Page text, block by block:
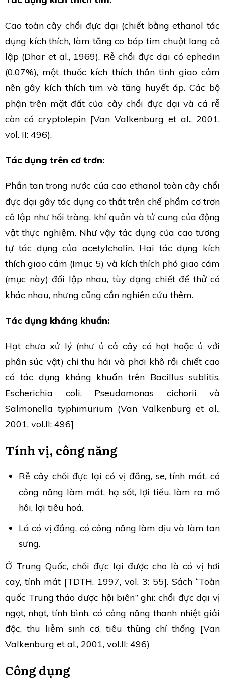
Cao toàn cây chổi đực dại (chiết bằng ethanol tác
dụng kích thích, làm tăng co bóp tim chuột lang cô
lập (Dhar et al., 1969). Rễ chổi đực dại có ephedin
(0,07%), một thuốc kích thích thần tinh giao cảm
nên gây kích thích tim và tăng huyết áp. Các bộ
phận trên mặt đất của cây chổi đực dại và cả rễ
còn có cryptolepin [Van Valkenburg et al., 2001,
vol. II: 496).
Tác dụng trên cơ trơn:
Phần tan trong nước của cao ethanol toàn cây chổi
đực dại gây tác dụng co thắt trên chế phẩm cơ trơn
cô lập như hồi tràng, khí quản và tử cung của động
vật thực nghiệm. Như vậy tác dụng của cao tương
tự tác dụng của acetylcholin. Hai tác dụng kích
thích giao cảm (Imục 5) và kích thích phó giao cảm
(mục này) đối lập nhau, tùy dạng chiết để thử có
khác nhau, nhưng cũng cần nghiên cứu thêm.
Tác dụng kháng khuẩn:
Hạt chưa xử lý (như ủ cả cây có hạt hoặc ủ với
phân súc vật) chỉ thu hải và phơi khô rồi chiết cao
có tác dụng kháng khuẩn trên Bacillus sublitis,
Escherichia coli, Pseudomonas cichorii và
Salmonella typhimurium (Van Valkenburg et al.,
2001, vol.II: 496]
Tính vị, công năng
Rễ cây chổi đực lại có vị đắng, se, tính mát, có
công năng làm mát, hạ sốt, lợi tiểu, làm ra mồ
hôi, lợi tiêu hoá.
Lá có vị đắng, có công năng làm dịu và làm tan
sưng.
Ở Trung Quốc, chổi đực lại được cho là có vị hơi
cay, tính mát [TDTH, 1997, vol. 3: 55]. Sách “Toàn
quốc Trung thảo dược hội biên” ghi: chổi đực dại vị
ngọt, nhạt, tính bình, có công năng thanh nhiệt giải
độc, thu liễm sinh cơ, tiêu thũng chỉ thống [Van
Valkenburg et al., 2001, vol.II: 496)
Công dụng